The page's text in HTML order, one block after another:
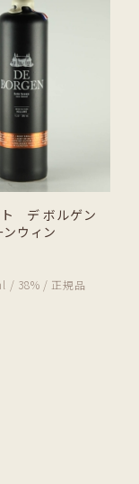
ト デ ボルゲン
ウィン
/ 38% / 正規品